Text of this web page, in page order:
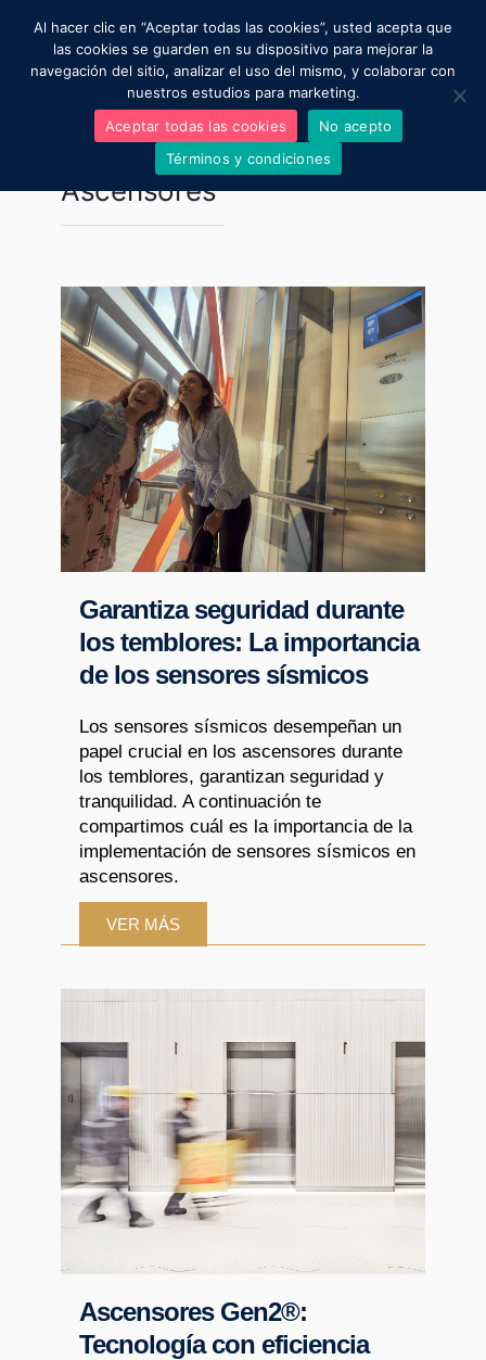
Moviendo al mundo
Regístrate aquí para una asesoría gratuita
Resultados para:
Ascensores
Garantiza seguridad durante
los temblores: La importancia
de los sensores sísmicos
Los sensores sísmicos desempeñan un
papel crucial en los ascensores durante
los temblores, garantizan seguridad y
tranquilidad. A continuación te
compartimos cuál es la importancia de la
implementación de sensores sísmicos en
ascensores.
VER MÁS
Ascensores Gen2®:
Tecnología con eficiencia
Al hacer clic en “Aceptar todas las cookies”, usted acepta que
las cookies se guarden en su dispositivo para mejorar la
navegación del sitio, analizar el uso del mismo, y colaborar con
nuestros estudios para marketing.
Aceptar todas las cookies
No acepto
Términos y condiciones